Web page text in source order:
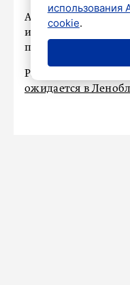
Атмосферное
изменится, а
понижаться.
Ранее
ожидается в
использования
cookie.